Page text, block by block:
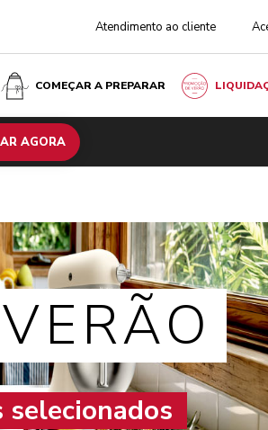
Atendimento ao cliente
COMEÇAR A PREPARAR
AGORA